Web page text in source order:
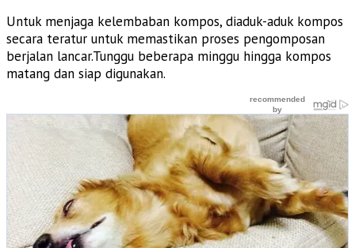
Untuk menjaga kelembaban kompos, diaduk-aduk kompos
secara teratur untuk memastikan proses pengomposan
berjalan lancar.Tunggu beberapa minggu hingga kompos
matang dan siap digunakan.